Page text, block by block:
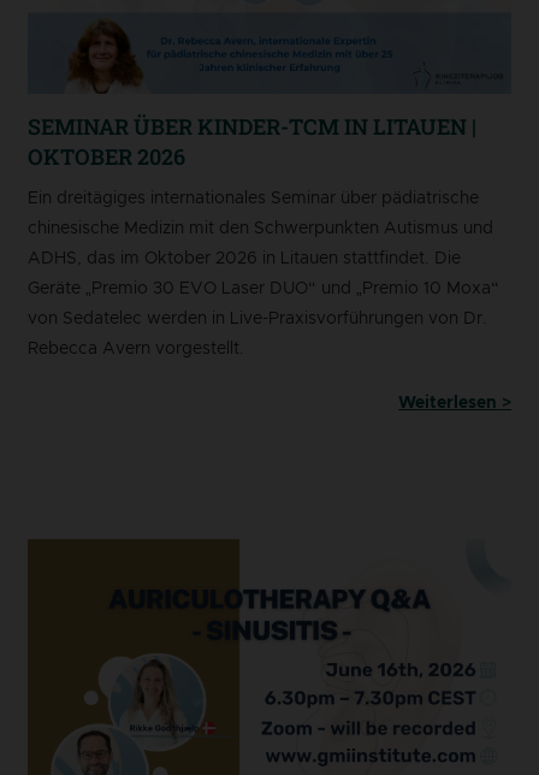
SEMINAR ÜBER KINDER-TCM IN LITAUEN |
OKTOBER 2026
Ein dreitägiges internationales Seminar über pädiatrische
chinesische Medizin mit den Schwerpunkten Autismus und
ADHS, das im Oktober 2026 in Litauen stattfindet. Die
Geräte „Premio 30 EVO Laser DUO“ und „Premio 10 Moxa“
von Sedatelec werden in Live-Praxisvorführungen von Dr.
Rebecca Avern vorgestellt.
Weiterlesen >